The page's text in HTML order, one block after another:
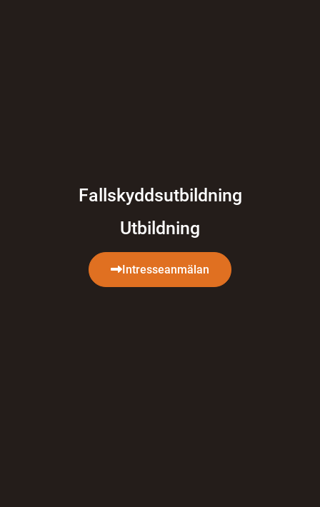
Fallskyddsutbildning
Utbildning
Intresseanmälan